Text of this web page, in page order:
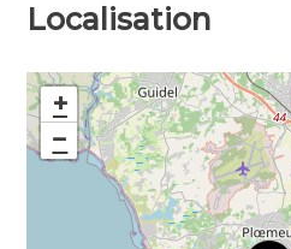
Localisation
+
−